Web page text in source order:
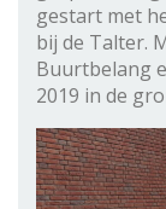
gestart met
bij de Talter.
Buurtbelang
2019 in de